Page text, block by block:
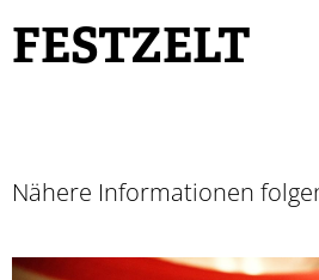
FESTZELT
Nähere Informationen